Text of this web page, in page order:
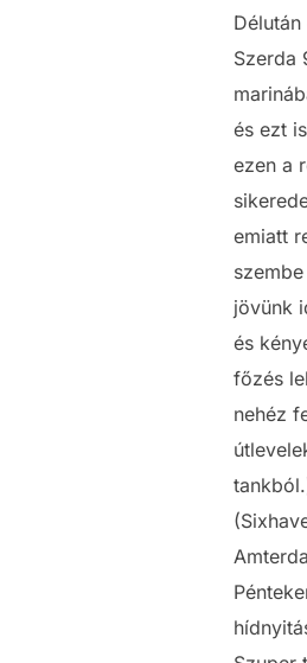
Szerda
és ezt
ezen a
emiatt
jövünk
és
főzés
nehéz